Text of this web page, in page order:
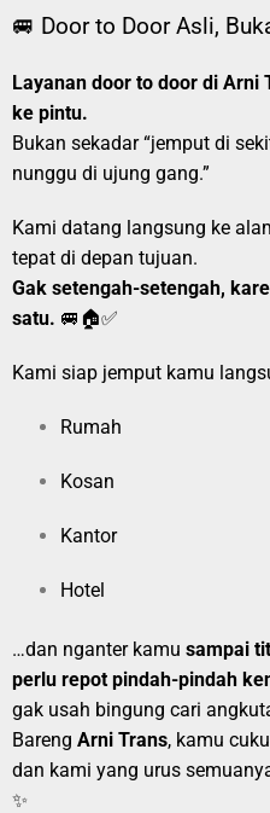
🚐 Door to Door Asli,
Layanan door to door di Arni
ke pintu.
Bukan sekadar “jemput di
nunggu di ujung gang.”
Kami datang langsung ke
tepat di depan tujuan.
Gak setengah-setengah,
satu. 🚐🏠✅
Kami siap jemput kamu
Rumah
Kosan
Kantor
Hotel
…dan nganter kamu sampai
perlu repot pindah-pindah
gak usah bingung cari
Bareng Arni Trans, kamu
dan kami yang urus
✨